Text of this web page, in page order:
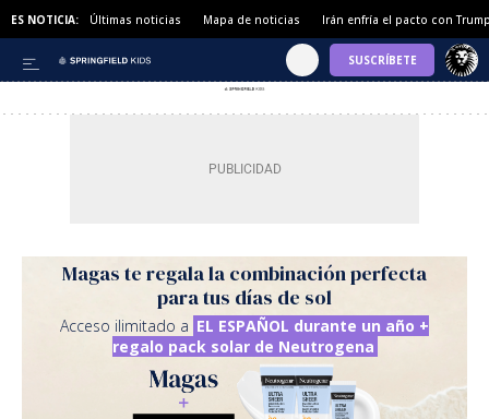
ES NOTICIA: Últimas noticias Mapa de noticias Irán enfría el pacto con
Magas te regala la combinación perfecta
para tus días de sol
Acceso ilimitado a EL ESPAÑOL durante un año +
regalo pack solar de Neutrogena